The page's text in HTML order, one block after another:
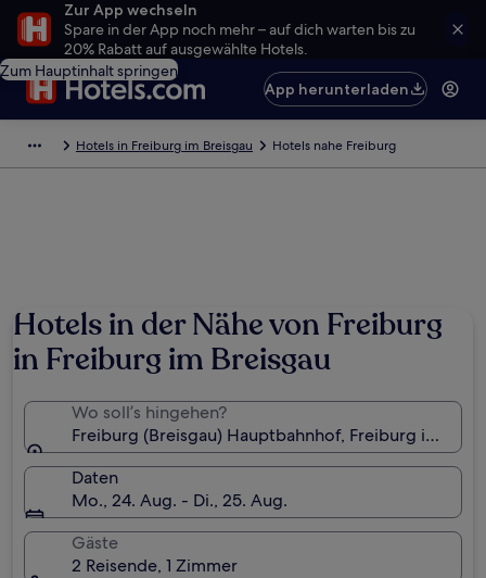
Zur App wechseln
Spare in der App noch mehr – auf dich warten bis zu
20% Rabatt auf ausgewählte Hotels.
Zum Hauptinhalt springen
App herunterladen
Hotels in Freiburg im Breisgau Hotels nahe Freiburg
Hotels in der Nähe von Freiburg
in Freiburg im Breisgau
Wo soll’s hingehen?
Freiburg (Breisgau) Hauptbahnhof, Freiburg im
Daten
Mo., 24. Aug. - Di., 25. Aug.
Gäste
2 Reisende, 1 Zimmer